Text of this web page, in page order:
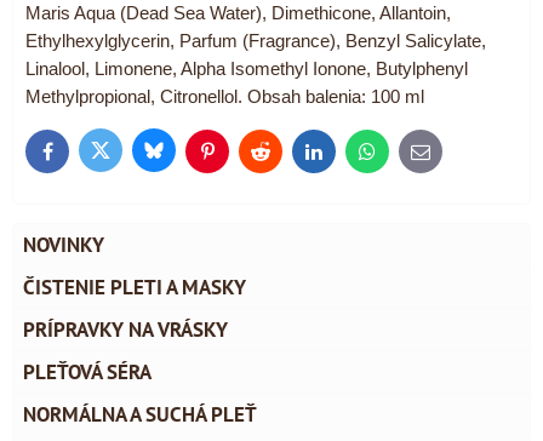
Maris Aqua (Dead Sea Water), Dimethicone, Allantoin,
Ethylhexylglycerin, Parfum (Fragrance), Benzyl Salicylate,
Linalool, Limonene, Alpha Isomethyl Ionone, Butylphenyl
Methylpropional, Citronellol. Obsah balenia: 100 ml
FacebookTwitter BlueskyPinterestReddit LinkedInWhatsApp
E-
mail
NOVINKY
ČISTENIE PLETI A MASKY
PRÍPRAVKY NA VRÁSKY
PLEŤOVÁ SÉRA
NORMÁLNA A SUCHÁ PLEŤ